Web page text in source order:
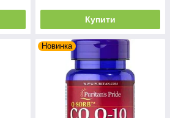
Купити
Новинка